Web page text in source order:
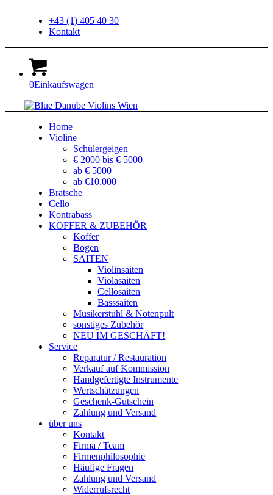
+43 (1) 405 40 30
Kontakt
0Einkaufswagen
Home
Violine
Schülergeigen
€ 2000 bis € 5000
ab € 5000
ab €10.000
Bratsche
Cello
Kontrabass
KOFFER & ZUBEHÖR
Koffer
Bogen
SAITEN
Violinsaiten
Violasaiten
Cellosaiten
Basssaiten
Musikerstuhl & Notenpult
sonstiges Zubehör
NEU IM GESCHÄFT!
Service
Reparatur / Restauration
Verkauf auf Kommission
Handgefertigte Instrumente
Wertschätzungen
Geschenk-Gutschein
Zahlung und Versand
über uns
Kontakt
Firma / Team
Firmenphilosophie
Häufige Fragen
Zahlung und Versand
Widerrufsrecht